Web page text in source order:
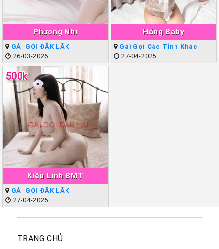
Phương Nhi
GÁI GỌI ĐẮK LẮK
26-03-2026
Hằng Baby
Gái Gọi Các Tỉnh Khác
27-04-2025
Kiều Linh BMT
500k
GÁI GỌI ĐẮK LẮK
27-04-2025
TRANG CHỦ